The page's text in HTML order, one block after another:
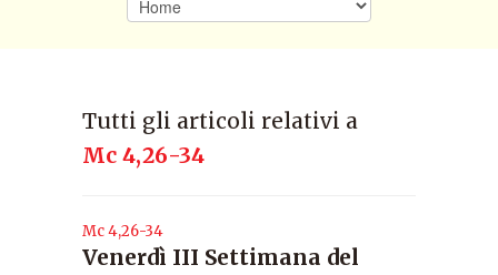
Tutti gli articoli relativi a
Mc 4,26-34
Mc 4,26-34
Venerdì III Settimana del